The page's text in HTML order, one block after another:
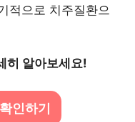
적으로 치주질환으
히 알아보세요!
인하기